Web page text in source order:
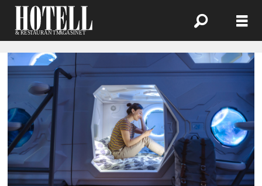
Emne:
statsforvalteren